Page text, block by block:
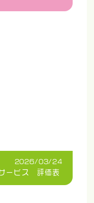
2026/03/24
ービス 評価表